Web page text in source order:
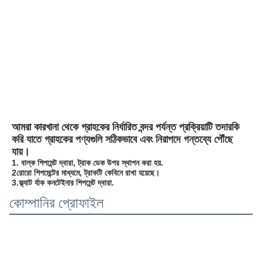
আমরা কারখানা থেকে গ্রাহকের নির্ধারিত বন্দর পর্যন্ত প্রক্রিয়াটি তদারকি
করি যাতে গ্রাহকের পণ্যগুলি সঠিকভাবে এবং নিরাপদে গন্তব্যে পৌঁছে
যায়।
1. বাল্ক শিপমেন্ট দ্বারা, ট্রাক ডেক উপর স্থাপন করা হয়.
2রোরো শিপমেন্টের মাধ্যমে, ট্রাকটি কেবিনে রাখা হয়েছে।
3.ফ্ল্যাট র্যাক কনটেইনার শিপমেন্ট দ্বারা.
কোম্পানির প্রোফাইল